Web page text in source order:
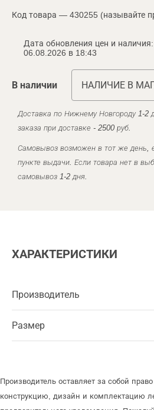
Код товара — 430255 (называйте
Дата обновления цен и наличия:
06.08.2026 в 18:43
В наличии НАЛИЧИЕ В
Доставка по Нижнему Новгороду 1-2
заказа при доставке - 2500 руб.
Самовывоз возможен в тот же день,
пункте выдачи. Если товара нет в
самовывоз 1-2 дня.
ХАРАКТЕРИСТИКИ
Производитель
Размер
Производитель оставляет за собой
конструкцию, дизайн и комплектацию